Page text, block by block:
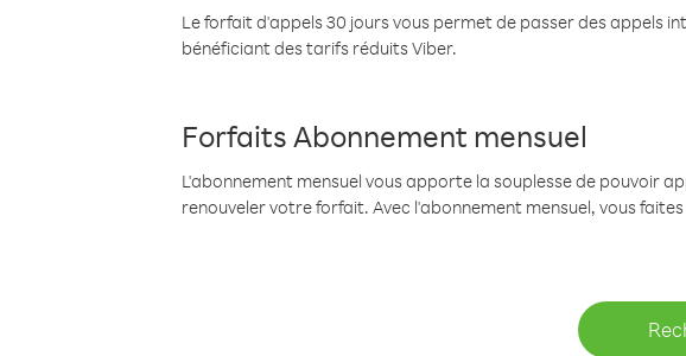
Le forfait d'appels 30 jours vous permet de passer des appels
bénéficiant des tarifs réduits Viber.
Forfaits Abonnement mensuel
L'abonnement mensuel vous apporte la souplesse de pouvoir
renouveler votre forfait. Avec l'abonnement mensuel, vous